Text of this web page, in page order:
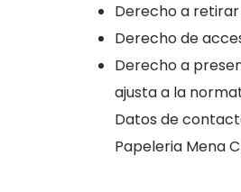
Derecho a
Derecho de
Derecho a
ajusta a la
Datos de
Papeleria Mena